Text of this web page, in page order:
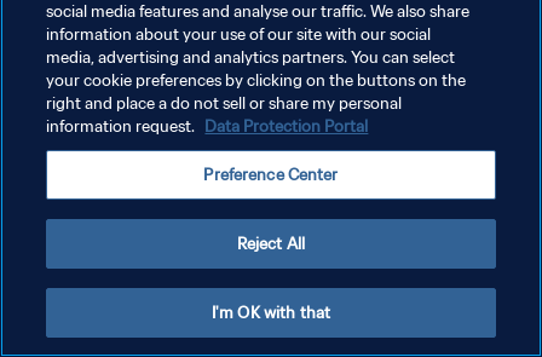
POLÍTICA DE PRIVACIDAD
TÉRMINOS DE SERVICIO
AJUSTAR LA CONFIGURACIÓN DE LAS COOKIES
social media features and analyse our traffic. We also share
information about your use of our site with our social
media, advertising and analytics partners. You can select
your cookie preferences by clicking on the buttons on the
right and place a do not sell or share my personal
information request. Data Protection Portal
Preference Center
Reject All
I'm OK with that